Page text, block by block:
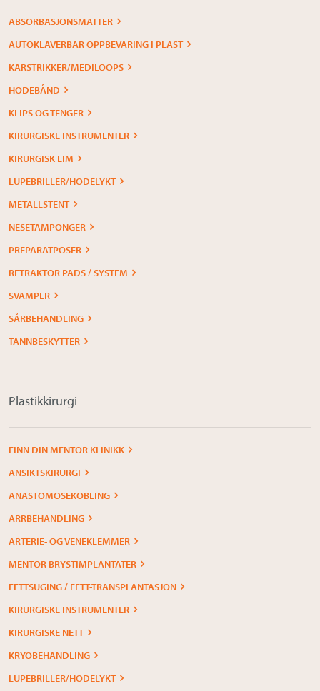
ABSORBASJONSMATTER
AUTOKLAVERBAR OPPBEVARING I PLAST
KARSTRIKKER/MEDILOOPS
HODEBÅND
KLIPS OG TENGER
KIRURGISKE INSTRUMENTER
KIRURGISK LIM
LUPEBRILLER/HODELYKT
METALLSTENT
NESETAMPONGER
PREPARATPOSER
RETRAKTOR PADS / SYSTEM
SVAMPER
SÅRBEHANDLING
TANNBESKYTTER
Plastikkirurgi
FINN DIN MENTOR KLINIKK
ANSIKTSKIRURGI
ANASTOMOSEKOBLING
ARRBEHANDLING
ARTERIE- OG VENEKLEMMER
MENTOR BRYSTIMPLANTATER
FETTSUGING / FETT-TRANSPLANTASJON
KIRURGISKE INSTRUMENTER
KIRURGISKE NETT
KRYOBEHANDLING
LUPEBRILLER/HODELYKT